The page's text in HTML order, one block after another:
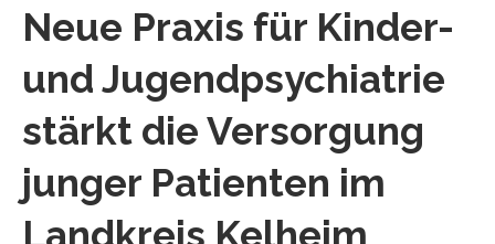
Neue Praxis für Kinder-
und Jugendpsychiatrie
stärkt die Versorgung
junger Patienten im
Landkreis Kelheim